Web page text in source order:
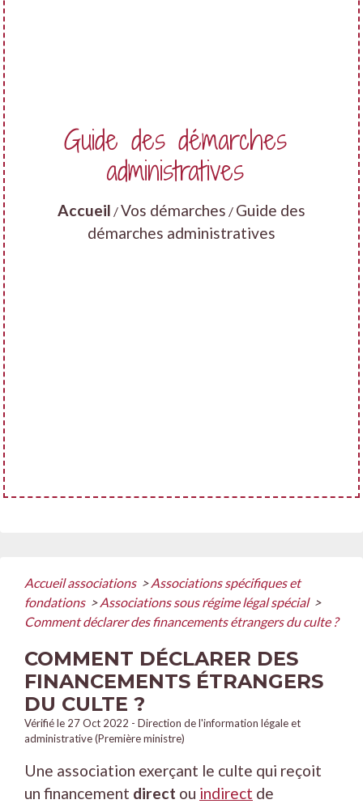
Guide des démarches
administratives
Accueil /Vos démarches / Guide des
démarches administratives
Accueil associations > Associations spécifiques et
fondations > Associations sous régime légal spécial >
Comment déclarer des financements étrangers du culte ?
COMMENT DÉCLARER DES
FINANCEMENTS ÉTRANGERS
DU CULTE ?
Vérifié le 27 Oct 2022 - Direction de l'information légale et
administrative (Première ministre)
Une association exerçant le culte qui reçoit
un financement direct ou indirect de